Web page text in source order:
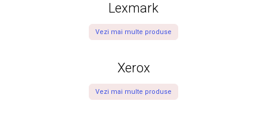
Lexmark
Vezi mai multe produse
Xerox
Vezi mai multe produse